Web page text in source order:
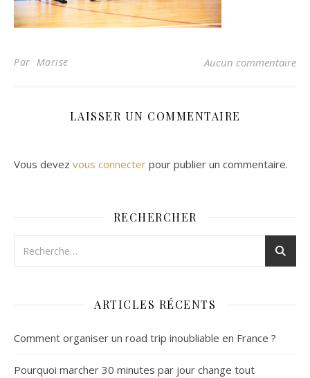
Par Marise Aucun commentaire
LAISSER UN COMMENTAIRE
Vous devez vous connecter pour publier un commentaire.
RECHERCHER
ARTICLES RÉCENTS
Comment organiser un road trip inoubliable en France ?
Pourquoi marcher 30 minutes par jour change tout